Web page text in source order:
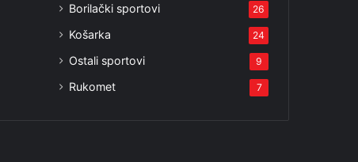
Borilački sportovi 26
Košarka 24
Ostali sportovi 9
Rukomet 7